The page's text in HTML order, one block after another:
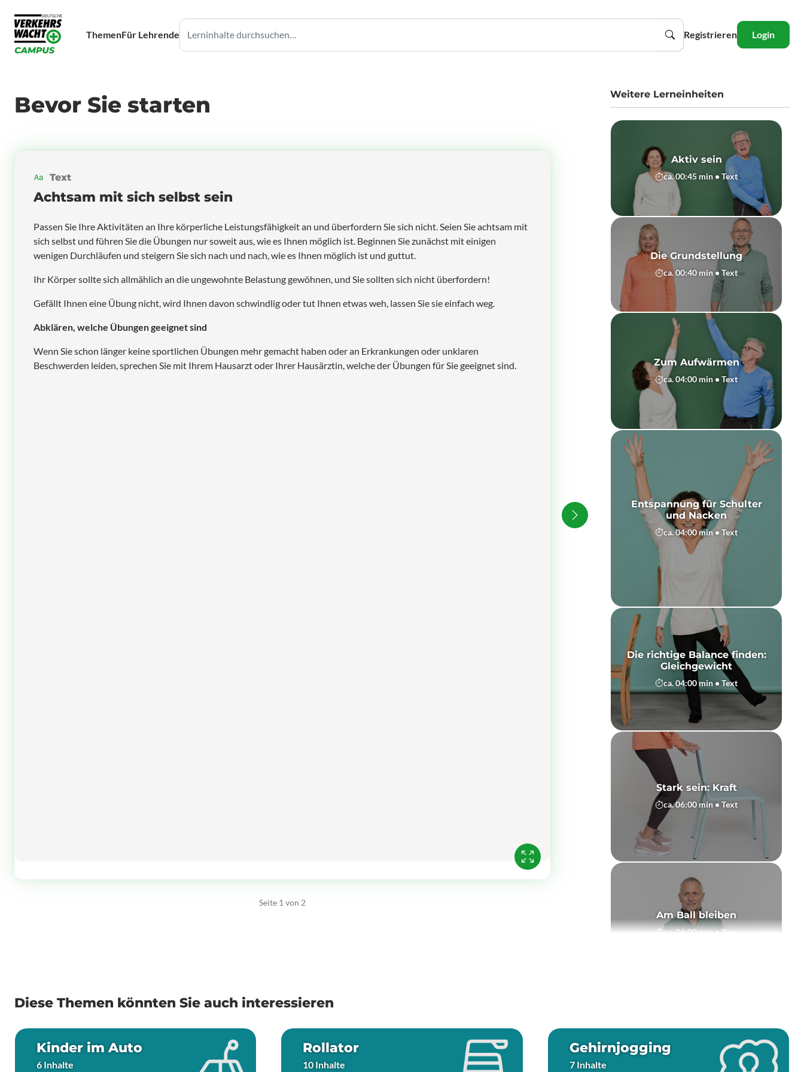
ThemenFür Lehrende Registrieren Login
Bevor Sie starten
Text
Achtsam mit sich selbst sein
Passen Sie Ihre Aktivitäten an Ihre körperliche Leistungsfähigkeit an und überfordern Sie sich nicht. Seien Sie achtsam mit
sich selbst und führen Sie die Übungen nur soweit aus, wie es Ihnen möglich ist. Beginnen Sie zunächst mit einigen
wenigen Durchläufen und steigern Sie sich nach und nach, wie es Ihnen möglich ist und guttut.
Ihr Körper sollte sich allmählich an die ungewohnte Belastung gewöhnen, und Sie sollten sich nicht überfordern!
Gefällt Ihnen eine Übung nicht, wird Ihnen davon schwindlig oder tut Ihnen etwas weh, lassen Sie sie einfach weg.
Abklären, welche Übungen geeignet sind
Wenn Sie schon länger keine sportlichen Übungen mehr gemacht haben oder an Erkrankungen oder unklaren
Beschwerden leiden, sprechen Sie mit Ihrem Hausarzt oder Ihrer Hausärztin, welche der Übungen für Sie geeignet sind.
Seite 1 von 2
Weitere Lerneinheiten
Aktiv sein
ca. 00:45 min • Text
Die Grundstellung
ca. 00:40 min • Text
Zum Aufwärmen
ca. 04:00 min • Text
Entspannung für Schulter
und Nacken
ca. 04:00 min • Text
Die richtige Balance finden:
Gleichgewicht
ca. 04:00 min • Text
Stark sein: Kraft
ca. 06:00 min • Text
Am Ball bleiben
ca. 06:00 min • Text
Diese Themen könnten Sie auch interessieren
Kinder im Auto
6 Inhalte
Rollator
10 Inhalte
Gehirnjogging
7 Inhalte